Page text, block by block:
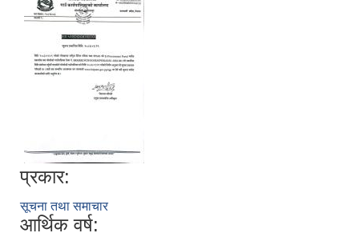
प्रकार:
सूचना तथा समाचार
आर्थिक वर्ष: